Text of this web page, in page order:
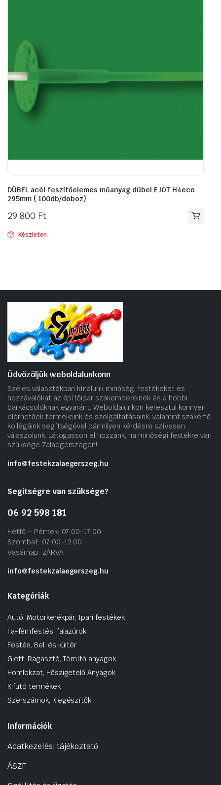
DÜBEL acél feszítőelemes műanyag dübel EJOT H4eco
295mm ( 100db/doboz)
29 800 Ft
Készleten
Üdvözöljük weboldalunkonn
Széles választékban kínálunk minőségi festékeket és
hozzávalókat az építőipar szakembereinek és a hobbi
barkácsolóknak egyaránt. Weboldalunkon keresztül könnyen
elérhetőek termékeink és szolgáltatásaink, valamint szakértő
kollégáink segítségével bármilyen kérdésre szívesen
válaszolunk. Látogasson el hozzánk, ha minőségi festékre van
szüksége Zalaegerszegen!.
info@festekzalaegerszeg.hu
Segítségre van szüksége?
06 92 598 181
Hétfő – Péntek: 07:00-17:00
Szombat: 07:00-12:00
Vasárnap: ZÁRVA
info@festekzalaegerszeg.hu
Kategóriák
Autó, Motorkerékpár, Ipari festékek
Fa-fémfestés, falazúrok
Festés, Bel. és kültér
Glett, Ragasztó, Tömítő anyagok
Homlokzat, Hőszigetelő Anyagok
Kifutó termékek
Szerszámok, Kiegészítők
Információk
Adatkezelési tájékoztató
ÁSZF